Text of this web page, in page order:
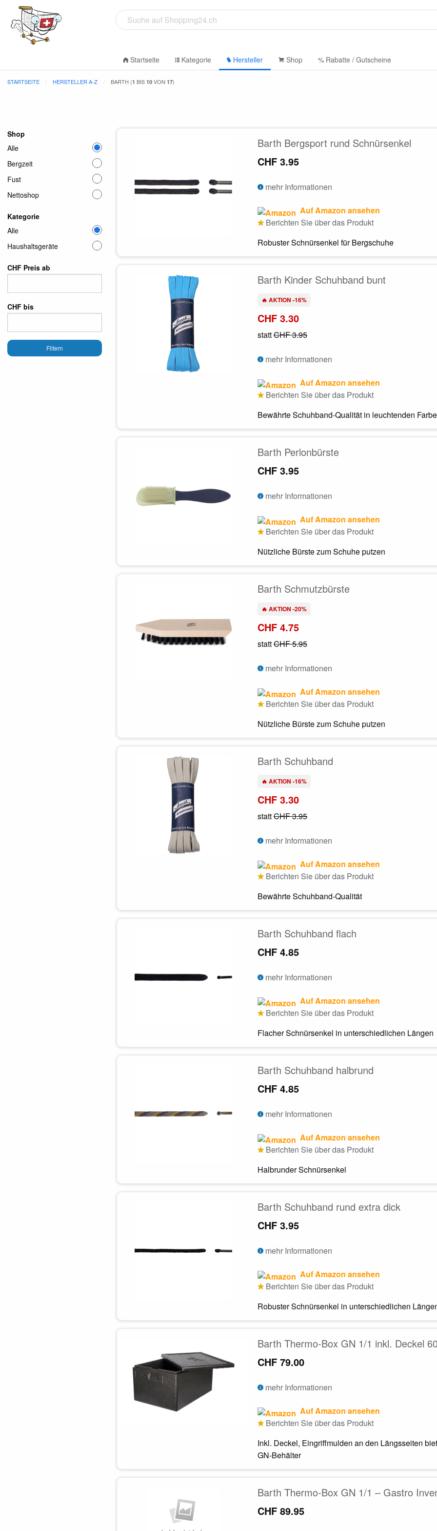
Startseite Kategorie Hersteller Shop % Rabatte / Gutscheine
STARTSEITE HERSTELLER A-Z BARTH (1 BIS 10 VON 17)
Shop
Alle
Bergzeit
Fust
Nettoshop
Kategorie
Alle
Haushaltsgeräte
CHF Preis ab
CHF bis
Filtern
Barth Bergsport rund Schnürsenkel
CHF 3.95
mehr Informationen
Auf Amazon ansehen
Berichten Sie über das Produkt
Robuster Schnürsenkel für Bergschuhe
Barth Kinder Schuhband bunt
🔥 AKTION -16%
CHF 3.30
stattCHF 3.95
mehr Informationen
Auf Amazon ansehen
Berichten Sie über das Produkt
Bewährte Schuhband-Qualität in leuchtenden
Barth Perlonbürste
CHF 3.95
mehr Informationen
Auf Amazon ansehen
Berichten Sie über das Produkt
Nützliche Bürste zum Schuhe putzen
Barth Schmutzbürste
🔥 AKTION -20%
CHF 4.75
stattCHF 5.95
mehr Informationen
Auf Amazon ansehen
Berichten Sie über das Produkt
Nützliche Bürste zum Schuhe putzen
Barth Schuhband
🔥 AKTION -16%
CHF 3.30
stattCHF 3.95
mehr Informationen
Auf Amazon ansehen
Berichten Sie über das Produkt
Bewährte Schuhband-Qualität
Barth Schuhband flach
CHF 4.85
mehr Informationen
Auf Amazon ansehen
Berichten Sie über das Produkt
Flacher Schnürsenkel in unterschiedlichen Längen
Barth Schuhband halbrund
CHF 4.85
mehr Informationen
Auf Amazon ansehen
Berichten Sie über das Produkt
Halbrunder Schnürsenkel
Barth Schuhband rund extra dick
CHF 3.95
mehr Informationen
Auf Amazon ansehen
Berichten Sie über das Produkt
Robuster Schnürsenkel in unterschiedlichen
Barth Thermo-Box GN 1/1 inkl. Deckel
CHF 79.00
mehr Informationen
Auf Amazon ansehen
Berichten Sie über das Produkt
Inkl. Deckel, Eingriffmulden an den Längsseiten
GN-Behälter
Barth Thermo-Box GN 1/1 – Gastro
CHF 89.95